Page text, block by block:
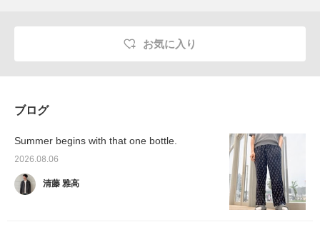
お気に入り
ブログ
Summer begins with that one bottle.
2026.08.06
清藤 雅高